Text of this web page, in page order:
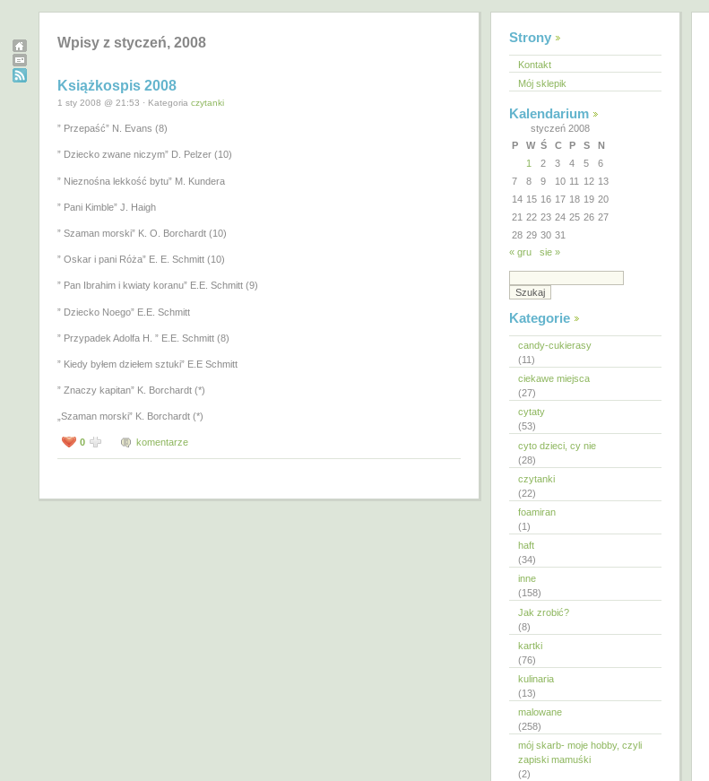
Wpisy z styczeń, 2008
Książkospis 2008
1 sty 2008 @ 21:53 · Kategoria czytanki
” Przepaść” N. Evans (8)
” Dziecko zwane niczym” D. Pelzer (10)
” Nieznośna lekkość bytu” M. Kundera
” Pani Kimble” J. Haigh
” Szaman morski” K. O. Borchardt (10)
” Oskar i pani Róża” E. E. Schmitt (10)
” Pan Ibrahim i kwiaty koranu” E.E. Schmitt (9)
” Dziecko Noego” E.E. Schmitt
” Przypadek Adolfa H. ” E.E. Schmitt (8)
” Kiedy byłem dziełem sztuki” E.E Schmitt
” Znaczy kapitan” K. Borchardt (*)
„Szaman morski” K. Borchardt (*)
0 komentarze
Strony
Kontakt
Mój sklepik
Kalendarium
styczeń 2008
P
W Ś C P S
N
1
2 3 4 5
6
7
8 9 10 11 12 13
14 15 16 17 18 19 20
21 22 23 24 25 26 27
28 29 30 31
« gru
sie »
Kategorie
candy-cukierasy
(11)
ciekawe miejsca
(27)
cytaty
(53)
cyto dzieci, cy nie
(28)
czytanki
(22)
foamiran
(1)
haft
(34)
inne
(158)
Jak zrobić?
(8)
kartki
(76)
kulinaria
(13)
malowane
(258)
mój skarb- moje hobby, czyli
zapiski mamuśki
(2)